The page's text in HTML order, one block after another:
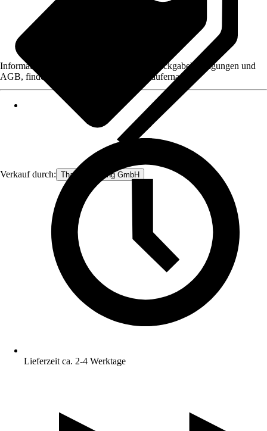
Verkauf durch: Thats Shopping GmbH
Informationen des Verkäufers, wie z. B. Rückgabebedingungen und
AGB, finden Sie bei Klick auf den Verkäufernamen.
Lieferzeit ca. 2-4 Werktage